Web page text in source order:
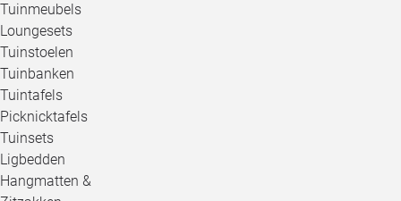
Tuinmeubels
Loungesets
Tuinstoelen
Tuinbanken
Tuintafels
Picknicktafels
Tuinsets
Ligbedden
Hangmatten &